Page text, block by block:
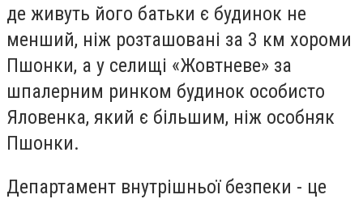
де живуть його батьки є будинок не
менший, ніж розташовані за 3 км хороми
Пшонки, а у селищі «Жовтневе» за
шпалерним ринком будинок особисто
Яловенка, який є більшим, ніж особняк
Пшонки.
Департамент внутрішньої безпеки - це